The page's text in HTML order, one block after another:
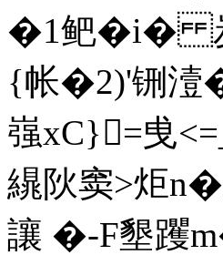
�1鲃�i� 炭
{帐�2 )'铏
嵹xC}=曵
繉阦窦>炬
讓 �-F墾躩